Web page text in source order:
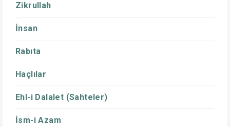
Zikrullah
İnsan
Rabıta
Haçlılar
Ehl-i Dalalet (Sahteler)
İsm-i Azam